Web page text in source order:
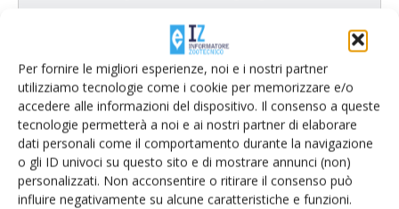
Per fornire le migliori esperienze, noi e i nostri partner
utilizziamo tecnologie come i cookie per memorizzare e/o
accedere alle informazioni del dispositivo. Il consenso a queste
tecnologie permetterà a noi e ai nostri partner di elaborare
dati personali come il comportamento durante la navigazione
o gli ID univoci su questo sito e di mostrare annunci (non)
personalizzati. Non acconsentire o ritirare il consenso può
influire negativamente su alcune caratteristiche e funzioni.
Cerca adesso